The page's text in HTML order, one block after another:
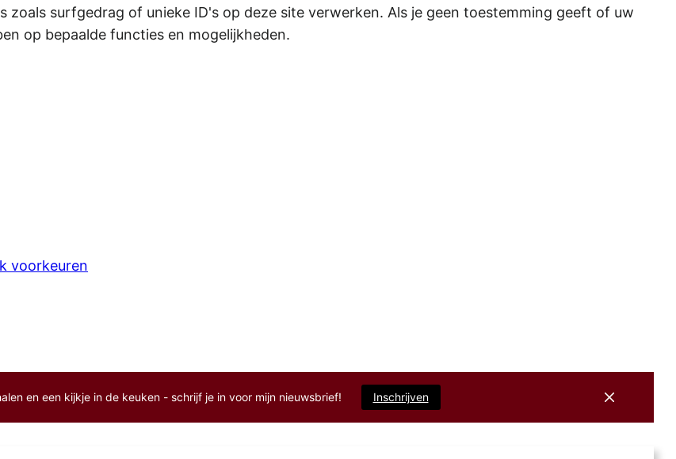
surfgedrag of unieke ID's op deze site verwerken. Als je geen toestemming geeft of uw
op bepaalde functies en mogelijkheden.
voorkeuren
en een kijkje in de keuken - schrijf je in voor mijn nieuwsbrief! Inschrijven